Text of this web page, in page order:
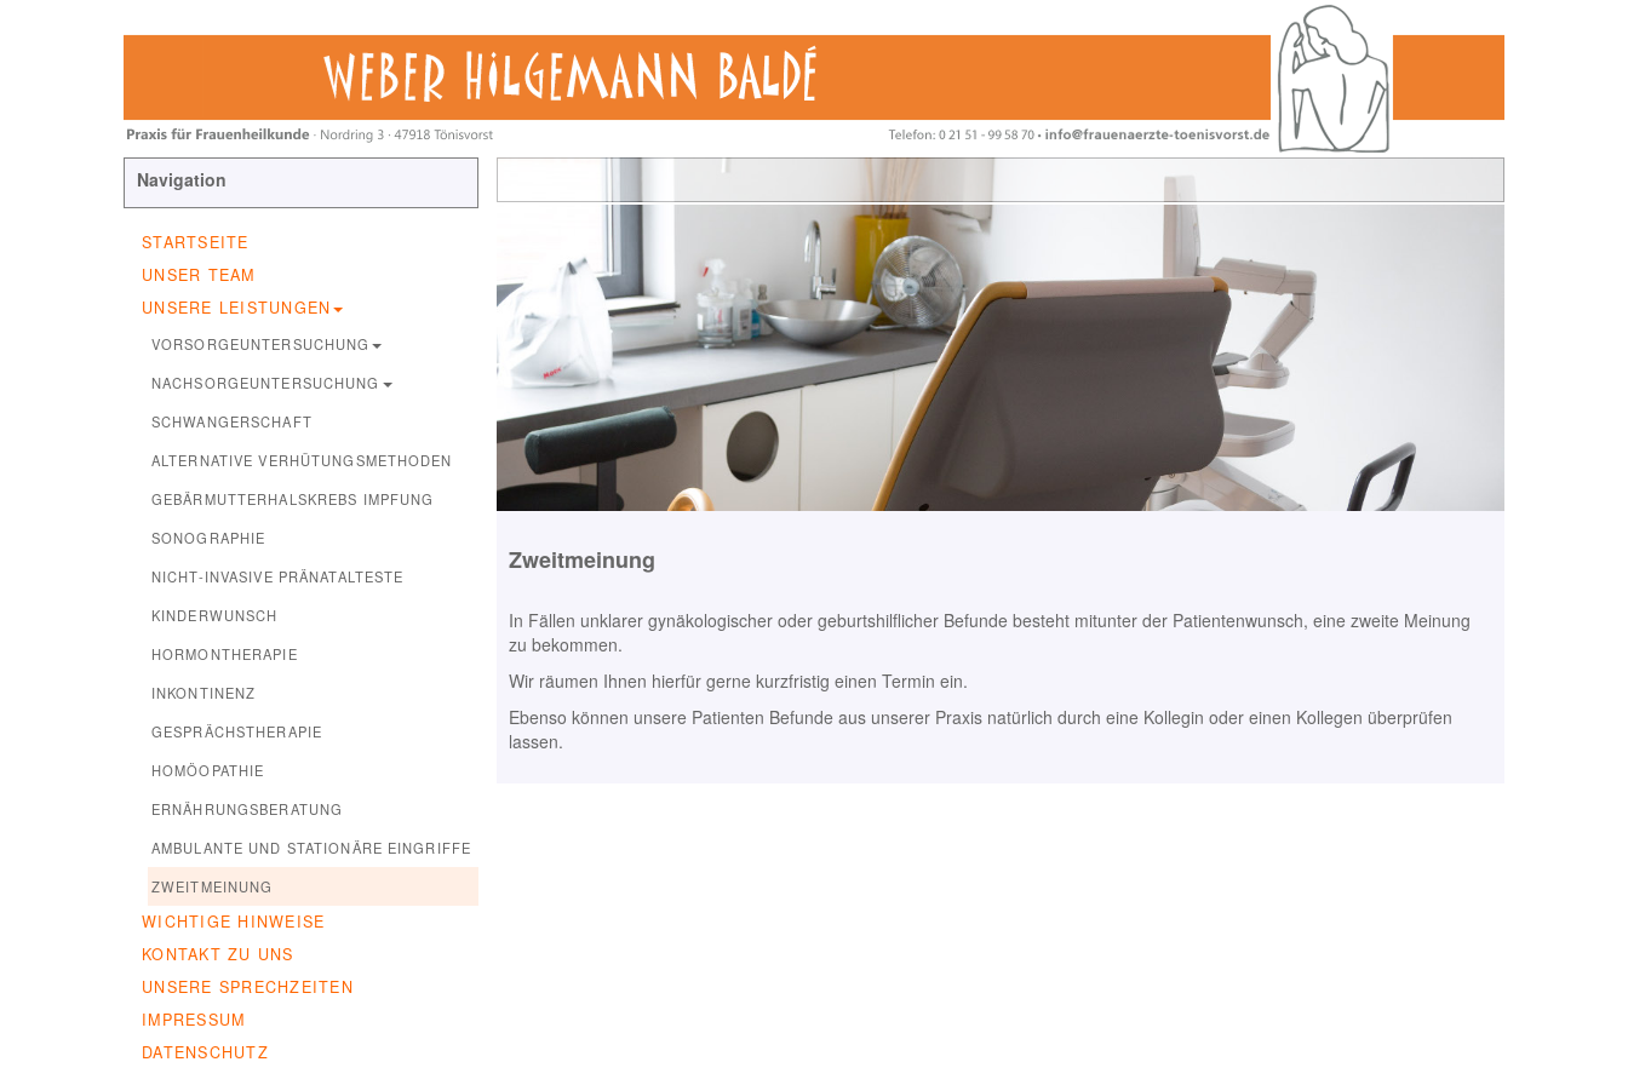
Navigation
STARTSEITE
UNSER TEAM
UNSERE LEISTUNGEN
VORSORGEUNTERSUCHUNG
NACHSORGEUNTERSUCHUNG
SCHWANGERSCHAFT
ALTERNATIVE VERHÜTUNGSMETHODEN
GEBÄRMUTTERHALSKREBS IMPFUNG
SONOGRAPHIE
NICHT-INVASIVE PRÄNATALTESTE
KINDERWUNSCH
HORMONTHERAPIE
INKONTINENZ
GESPRÄCHSTHERAPIE
HOMÖOPATHIE
ERNÄHRUNGSBERATUNG
AMBULANTE UND STATIONÄRE EINGRIFFE
ZWEITMEINUNG
WICHTIGE HINWEISE
KONTAKT ZU UNS
UNSERE SPRECHZEITEN
IMPRESSUM
DATENSCHUTZ
Zweitmeinung
In Fällen unklarer gynäkologischer oder geburtshilflicher Befunde besteht mitunter der Patientenwunsch, eine zweite Meinung
zu bekommen.
Wir räumen Ihnen hierfür gerne kurzfristig einen Termin ein.
Ebenso können unsere Patienten Befunde aus unserer Praxis natürlich durch eine Kollegin oder einen Kollegen überprüfen
lassen.